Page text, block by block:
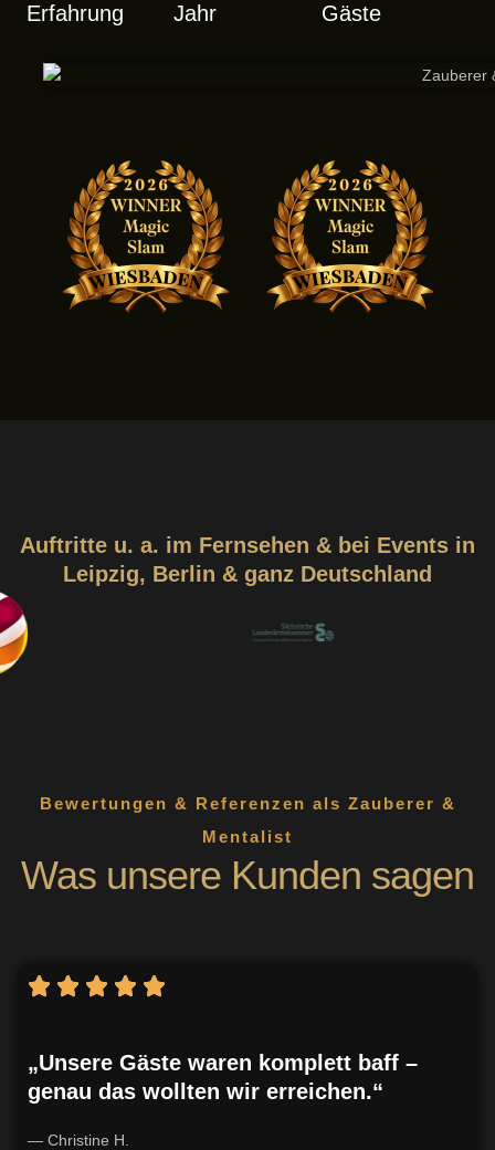
Erfahrung
Jahr
Gäste
Auftritte u. a. im Fernsehen & bei Events in
Leipzig, Berlin & ganz Deutschland
Bewertungen & Referenzen als Zauberer &
Mentalist
Was unsere Kunden sagen
„Unsere Gäste waren komplett baff –
genau das wollten wir erreichen.“
— Christine H.